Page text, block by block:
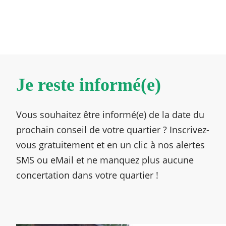
Je reste informé(e)
Vous souhaitez être informé(e) de la date du
prochain conseil de votre quartier ? Inscrivez-
vous gratuitement et en un clic à nos alertes
SMS ou eMail et ne manquez plus aucune
concertation dans votre quartier !